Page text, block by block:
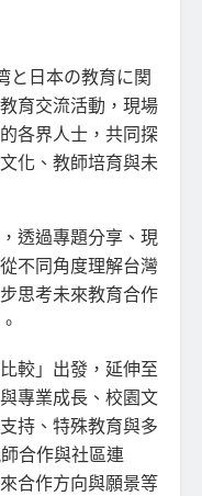
と日本の教育に関
育交流活動，現場
各界人士，共同探
化、教師培育與未
透過專題分享、現
不同角度理解台灣
思考未來教育合作
較」出發，延伸至
專業成長、校園文
持、特殊教育與多
合作與社區連
合作方向與願景等